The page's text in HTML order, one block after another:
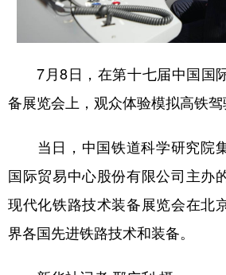
7月8日，在第十七届中国国
备展览会上，观众体验模拟高铁驾
当日，中国铁道科学研究院
国际贸易中心股份有限公司主办
现代化铁路技术装备展览会在北
界各国先进铁路技术和装备。